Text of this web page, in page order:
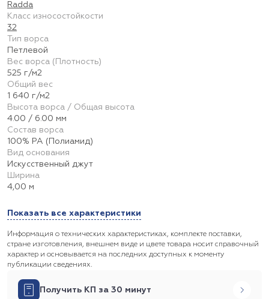
Radda
Класс износостойкости
32
Тип ворса
Петлевой
Вес ворса (Плотность)
525 г/м2
Общий вес
1 640 г/м2
Высота ворса / Общая высота
4.00 / 6.00 мм
Состав ворса
100% PA (Полиамид)
Вид основания
Искусственный джут
Ширина
4,00 м
Показать все характеристики
Информация о технических характеристиках, комплекте поставки,
стране изготовления, внешнем виде и цвете товара носит справочный
характер и основывается на последних доступных к моменту
публикации сведениях.
Получить КП за 30 минут